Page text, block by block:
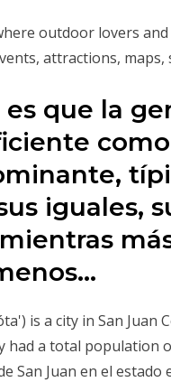
outdoor lovers
attractions, maps,
que la
iguales,
is a city in San Juan
had a total population
San Juan en el estado